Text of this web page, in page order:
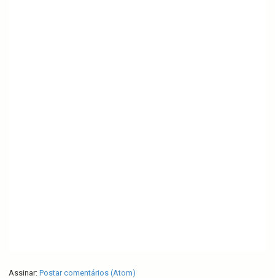
Assinar: Postar comentários (Atom)